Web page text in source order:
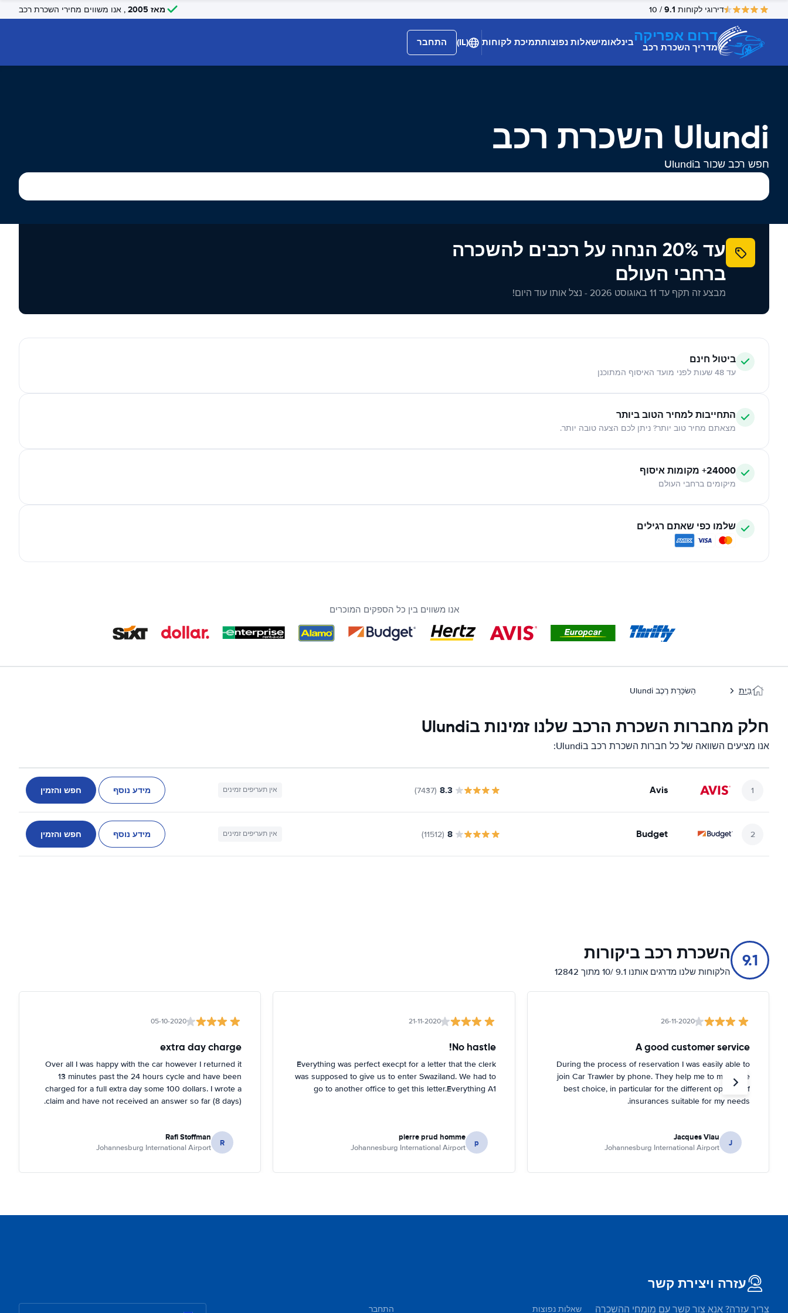
דירוגי לקוחות 9.1
/ 10 מאז 2005 , אנו משווים מחירי השכרת רכב
דרום אפריקה
מדריך השכרת רכב בינלאומישאלות נפוצותתמיכת לקוחות (IL) התחבר
Ulundi השכרת רכב
חפש רכב שכור בUlundi
עד 20% הנחה על רכבים להשכרה
ברחבי העולם
מבצע זה תקף עד 11 באוגוסט 2026 - נצל אותו עוד היום!
ביטול חינם
עד 48 שעות לפני מועד האיסוף המתוכנן
התחייבות למחיר הטוב ביותר
מצאתם מחיר טוב יותר? ניתן לכם הצעה טובה יותר.
24000+ מקומות איסוף
מיקומים ברחבי העולם
שלמו כפי שאתם רגילים
אנו משווים בין כל הספקים המוכרים
בַּיִת הַשׂכָּרַת רֶכֶב Ulundi
חלק מחברות השכרת הרכב שלנו זמינות בUlundi
אנו מציעים השוואה של כל חברות השכרת רכב בUlundi:
Avis
8.3
(7437) אין תעריפים זמינים מידע נוסף חפש והזמין
Budget
8
(11512) אין תעריפים זמינים מידע נוסף חפש והזמין
9.1 השכרת רכב ביקורות
הלקוחות שלנו מדרגים אותנו 9.1 /10 מתוך 12842
26-11-2020
A good customer service
During the process of reservation I was easily able to
join Car Trawler by phone. They help me to make the
best choice, in particular for the different options of
insurances suitable for my needs.
J
Jacques Viau
Johannesburg International Airport
21-11-2020
No hastle!
Everything was perfect execpt for a letter that the clerk
was supposed to give us to enter Swaziland. We had to
go to another office to get this letter.Everything A1
p
pierre prud homme
Johannesburg International Airport
05-10-2020
extra day charge
Over all I was happy with the car however I returned it
13 minutes past the 24 hours cycle and have been
charged for a full extra day some 100 dollars. I wrote a
claim and have not received an answer so far (8 days).
R
Rafi Stoffman
Johannesburg International Airport
עזרה ויצירת קשר
צריך עזרה? אנא צור קשר עם מומחי ההשכרה שאלות נפוצות התחבר